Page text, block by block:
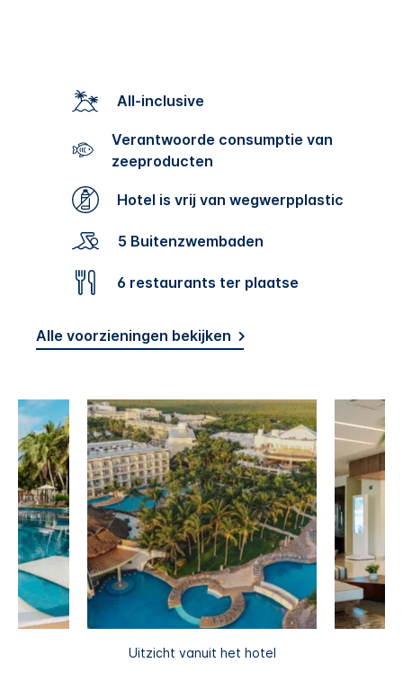
All-inclusive
Verantwoorde consumptie van
zeeproducten
Hotel is vrij van wegwerpplastic
5 Buitenzwembaden
6 restaurants ter plaatse
Alle voorzieningen bekijken
Uitzicht vanuit het hotel